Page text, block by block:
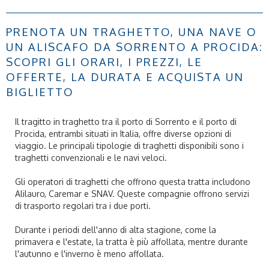
PRENOTA UN TRAGHETTO, UNA NAVE O
UN ALISCAFO DA SORRENTO A PROCIDA:
SCOPRI GLI ORARI, I PREZZI, LE
OFFERTE, LA DURATA E ACQUISTA UN
BIGLIETTO
Il tragitto in traghetto tra il porto di Sorrento e il porto di
Procida, entrambi situati in Italia, offre diverse opzioni di
viaggio. Le principali tipologie di traghetti disponibili sono i
traghetti convenzionali e le navi veloci.
Gli operatori di traghetti che offrono questa tratta includono
Alilauro, Caremar e SNAV. Queste compagnie offrono servizi
di trasporto regolari tra i due porti.
Durante i periodi dell'anno di alta stagione, come la
primavera e l'estate, la tratta è più affollata, mentre durante
l'autunno e l'inverno è meno affollata.